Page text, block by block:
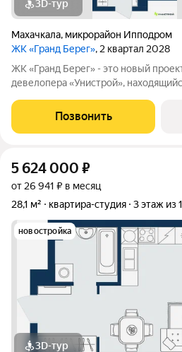
3D-тур
Махачкала, микрорайон Ипподром
ЖК «Гранд Берег», 2 квартал 2028
ЖК «Гранд Берег» - это новый
девелопера «Унистрой»,
локация, где все необходимое
остановок общественного
Позвонить
5 624 000 ₽
от 26 941 ₽ в месяц
28,1 м²
квартира-студия 3 этаж из
новостройка
3D-тур